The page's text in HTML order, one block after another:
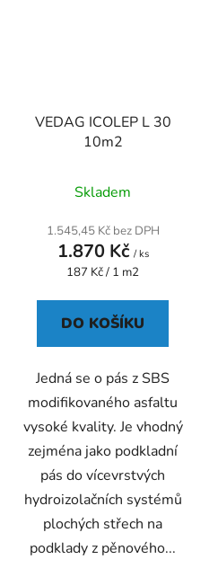
VEDAG ICOLEP L 30
10m2
hodnocení
produktu
je
4,5
z
5
hvězdiček.
Skladem
1.545,45 Kč bez DPH
1.870 Kč / ks
Měrná
187 Kč / 1 m2
DO KOŠÍKU
Jedná se o pás z SBS
modifikovaného asfaltu
vysoké kvality. Je vhodný
zejména jako podkladní
pás do vícevrstvých
hydroizolačních systémů
plochých střech na
podklady z pěnového...